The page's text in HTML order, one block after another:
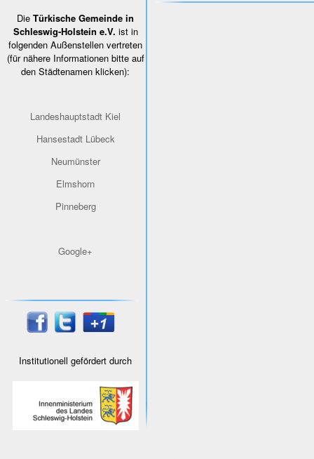
Die Türkische Gemeinde in
Schleswig-Holstein e.V. ist in
folgenden Außenstellen vertreten
(für nähere Informationen bitte auf
den Städtenamen klicken):
Landeshauptstadt Kiel
Hansestadt Lübeck
Neumünster
Elmshorn
Pinneberg
Google+
Institutionell gefördert durch